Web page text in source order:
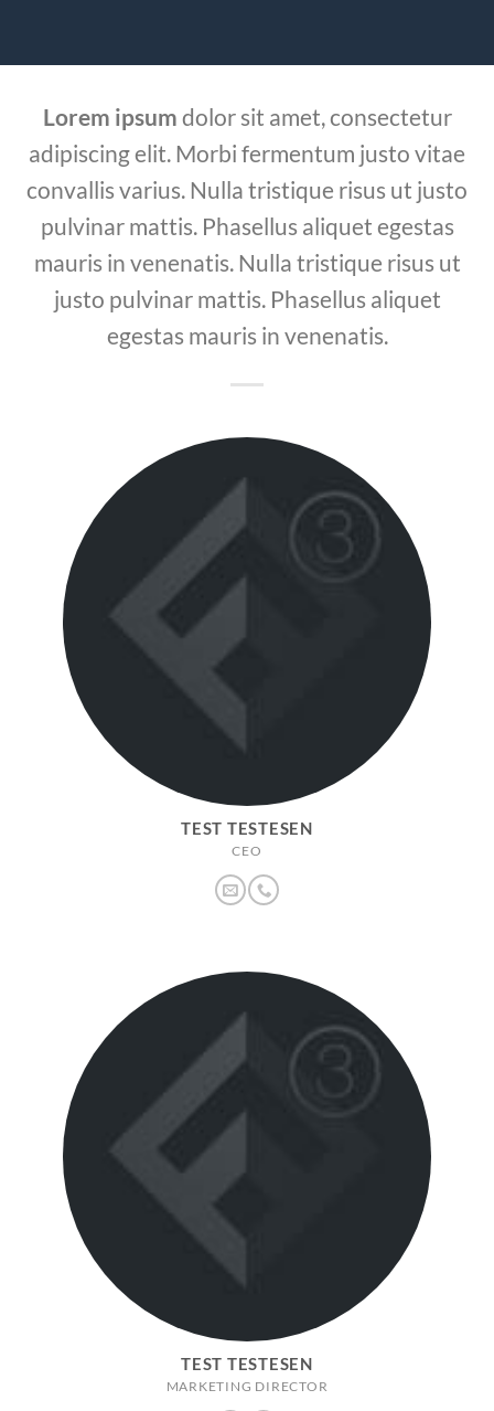
Lorem ipsum dolor sit amet, consectetur
adipiscing elit. Morbi fermentum justo vitae
convallis varius. Nulla tristique risus ut justo
pulvinar mattis. Phasellus aliquet egestas
mauris in venenatis. Nulla tristique risus ut
justo pulvinar mattis. Phasellus aliquet
egestas mauris in venenatis.
TEST TESTESEN
CEO
TEST TESTESEN
MARKETING DIRECTOR